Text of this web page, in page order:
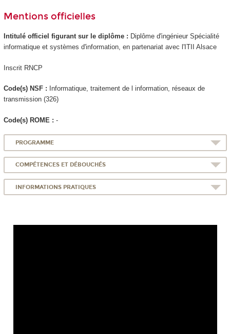
Mentions officielles
Intitulé officiel figurant sur le diplôme : Diplôme d'ingénieur Spécialité
informatique et systèmes d'information, en partenariat avec l'ITII Alsace
Inscrit RNCP
Code(s) NSF : Informatique, traitement de l information, réseaux de
transmission (326)
Code(s) ROME : -
PROGRAMME
COMPÉTENCES ET DÉBOUCHÉS
INFORMATIONS PRATIQUES